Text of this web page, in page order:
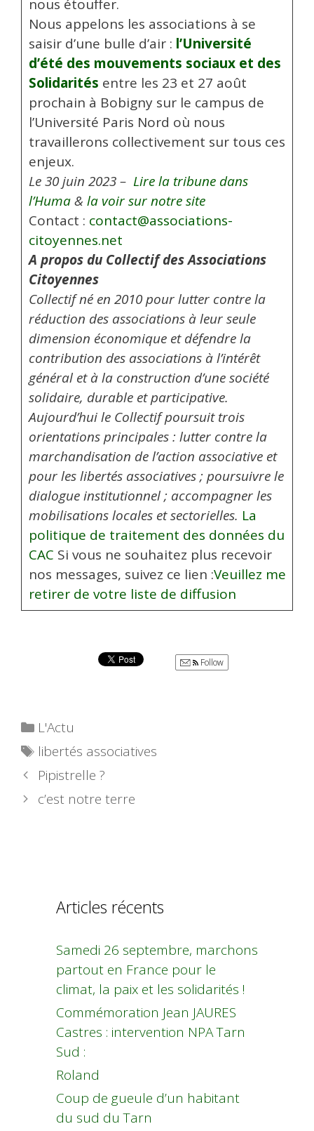
nous étouffer.
Nous appelons les associations à se
saisir d’une bulle d’air : l’Université
d’été des mouvements sociaux et des
Solidarités entre les 23 et 27 août
prochain à Bobigny sur le campus de
l’Université Paris Nord où nous
travaillerons collectivement sur tous ces
enjeux.
Le 30 juin 2023 – Lire la tribune dans
l’Huma& la voir sur notre site
Contact : contact@associations-
citoyennes.net
A propos du Collectif des Associations
Citoyennes
Collectif né en 2010 pour lutter contre la
réduction des associations à leur seule
dimension économique et défendre la
contribution des associations à l’intérêt
général et à la construction d’une société
solidaire, durable et participative.
Aujourd’hui le Collectif poursuit trois
orientations principales : lutter contre la
marchandisation de l’action associative et
pour les libertés associatives ; poursuivre le
dialogue institutionnel ; accompagner les
mobilisations locales et sectorielles. La
politique de traitement des données du
CAC Si vous ne souhaitez plus recevoir
nos messages, suivez ce lien :Veuillez me
retirer de votre liste de diffusion
Follow
Catégories
L'Actu
Étiquettes
libertés associatives
Pipistrelle ?
c’est notre terre
Articles récents
Samedi 26 septembre, marchons
partout en France pour le
climat, la paix et les solidarités !
Commémoration Jean JAURES
Castres : intervention NPA Tarn
Sud :
Roland
Coup de gueule d’un habitant
du sud du Tarn